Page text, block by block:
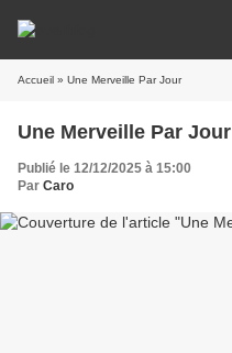
Accueil » Une Merveille Par Jour
Une Merveille Par Jour
Publié le 12/12/2025 à 15:00
Par Caro